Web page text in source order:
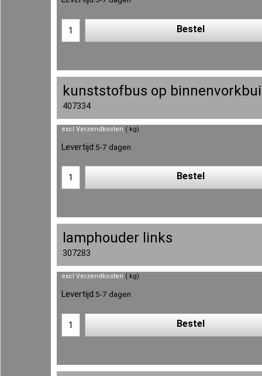
Bestel
kunststofbus op
407334
excl Verzendkosten kg
Levertijd:5-7 dagen
Bestel
lamphouder links
307283
excl Verzendkosten kg
Levertijd:5-7 dagen
Bestel